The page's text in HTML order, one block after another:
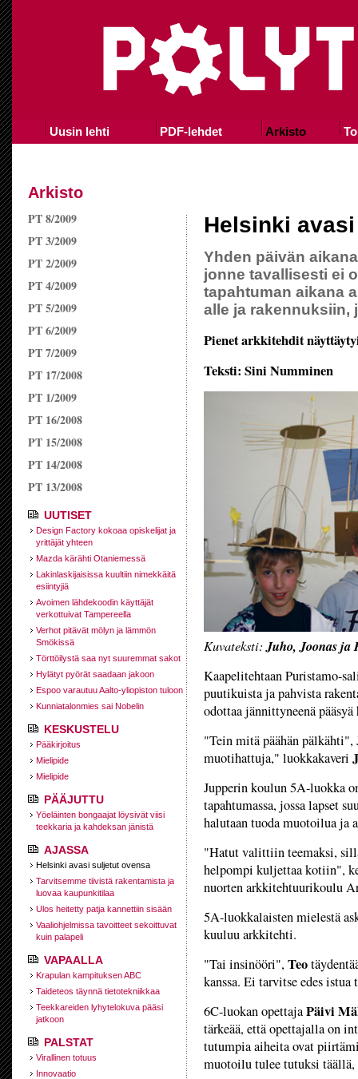
Uusin lehti PDF-lehdet Arkisto
Arkisto
PT 8/2009
PT 3/2009
PT 2/2009
PT 4/2009
PT 5/2009
PT 6/2009
PT 7/2009
PT 17/2008
PT 1/2009
PT 16/2008
PT 15/2008
PT 14/2008
PT 13/2008
UUTISET
Design Factory kokoaa opiskelijat ja
yrittäjät yhteen
Mazda kärähti Otaniemessä
Lakinlaskijaisissa kuultiin nimekkäitä
esiintyjiä
Avoimen lähdekoodin käyttäjät
verkottuivat Tampereella
Verhot pitävät mölyn ja lämmön
Smökissä
Törttöilystä saa nyt suuremmat sakot
Hylätyt pyörät saadaan jakoon
Espoo varautuu Aalto-yliopiston tuloon
Kunniatalonmies sai Nobelin
KESKUSTELU
Pääkirjoitus
Mielipide
Mielipide
PÄÄJUTTU
Yöeläinten bongaajat löysivät viisi
teekkaria ja kahdeksan jänistä
AJASSA
Helsinki avasi suljetut ovensa
Tarvitsemme tiivistä rakentamista ja
luovaa kaupunkitilaa
Ulos heitetty patja kannettiin sisään
Vaaliohjelmissa tavoitteet sekoittuvat
kuin palapeli
VAPAALLA
Krapulan kampituksen ABC
Taideteos täynnä tietotekniikkaa
Teekkareiden lyhytelokuva pääsi
jatkoon
PALSTAT
Virallinen totuus
Innovaatio
Helsinki
Yhden päivän
jonne tavallisesti ei
tapahtuman aikana
alle ja rakennuksiin,
Pienet arkkitehdit
Teksti: Sini Numminen
Kuvateksti:Juho, Joonas ja
Kaapelitehtaan Puristamo-
puutikuista ja pahvista
odottaa jännittyneenä
"Tein mitä päähän
muotihattuja," luokkakaveri
Jupperin koulun 5A-luokka
tapahtumassa, jossa lapset
halutaan tuoda muotoilua
"Hatut valittiin teemaksi,
helpompi kuljettaa kotiin",
nuorten arkkitehtuurikoulu
5A-luokkalaisten mielestä
kuuluu arkkitehti.
"Tai insinööri",Teo
kanssa. Ei tarvitse edes istua
6C-luokan opettajaPäivi
tärkeää, että opettajalla on
tutumpia aiheita ovat
muotoilu tulee tutuksi